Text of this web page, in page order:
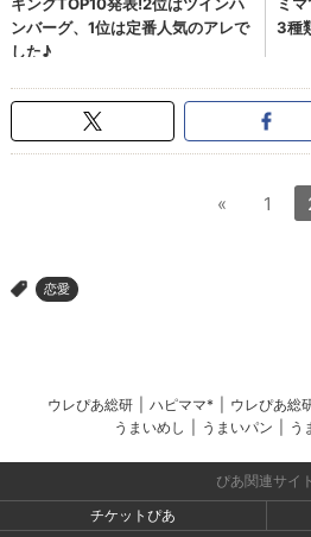
« 1
> 恋愛
ウレぴあ総研 ハピママ* ウレぴあ総
うまいめし
うまいパン う
ぴあ関連サイト
チケットぴあ